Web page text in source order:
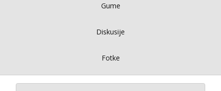
Gume
Diskusije
Fotke